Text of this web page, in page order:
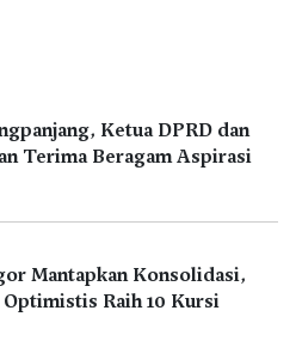
Ketua DPRD dan
Terima Beragam Aspirasi
Mantapkan Konsolidasi,
Raih 10 Kursi